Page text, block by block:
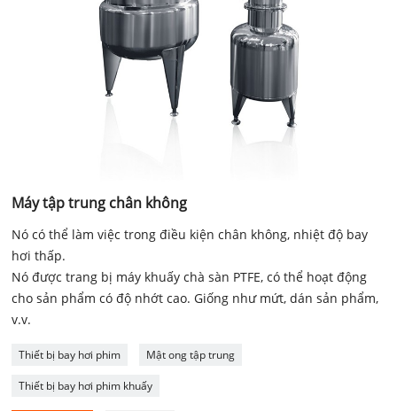
Máy tập trung chân không
Nó có thể làm việc trong điều kiện chân không, nhiệt độ bay
hơi thấp.
Nó được trang bị máy khuấy chà sàn PTFE, có thể hoạt động
cho sản phẩm có độ nhớt cao. Giống như mứt, dán sản phẩm,
v.v.
Thiết bị bay hơi phim Mật ong tập trung
Thiết bị bay hơi phim khuấy